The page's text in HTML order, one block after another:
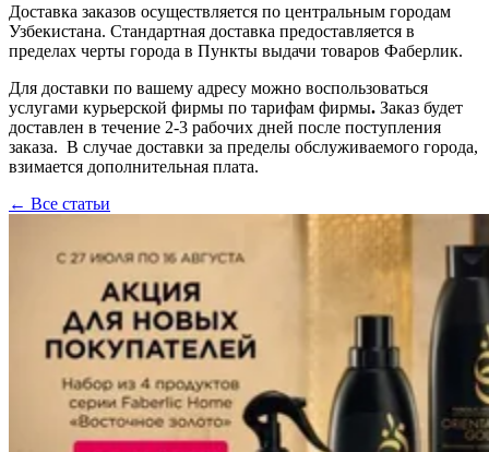
Доставка заказов осуществляется по центральным городам
Узбекистана. Стандартная доставка предоставляется в
пределах черты города в Пункты выдачи товаров Фаберлик.
Для доставки по вашему адресу можно воспользоваться
услугами курьерской фирмы по тарифам фирмы. Заказ будет
доставлен в течение 2-3 рабочих дней после поступления
заказа. В случае доставки за пределы обслуживаемого города,
взимается дополнительная плата.
← Все статьи